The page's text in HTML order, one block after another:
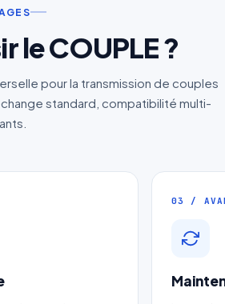
le COUPLE ?
pour la transmission de couples
standard, compatibilité multi-
03 /
de couple